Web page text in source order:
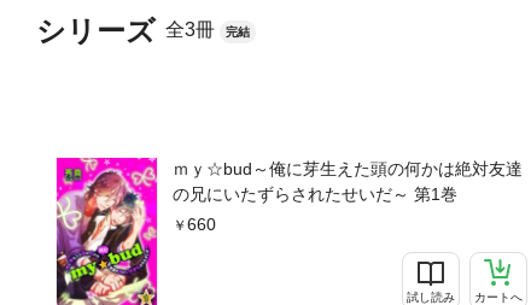
シリーズ 全3冊 完結
ｍｙ☆bud～俺に芽生えた頭の何かは絶対友達
の兄にいたずらされたせいだ～ 第1巻
660
試し読み カートへ